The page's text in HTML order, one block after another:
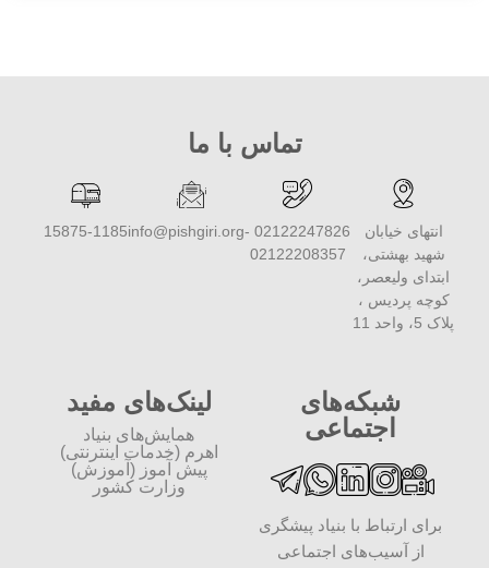
تماس با ما
انتهای خیابان
شهید بهشتی،
ابتدای ولیعصر،
کوچه پردیس ،
پلاک 5، واحد 11
02122247826 -
02122208357
info@pishgiri.org
15875-1185
شبکه‌های
اجتماعی
برای ارتباط با بنیاد پیشگری
از آسیب‌های اجتماعی
لینک‌های مفید
همایش‌های بنیاد
اهرم (خدمات اینترنتی)
پیش آموز (آموزش)
وزارت کشور